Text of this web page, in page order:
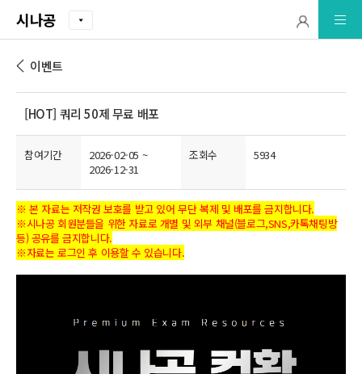
시나공
이벤트
[HOT] 쿼리 50제 무료 배포
참여기간
2026-02-05 ~
2026-12-31
조회수 5934
※ 본 자료는 저작권 보호를 받고 있어 무단 복제 및 배포를 금지합니다.
※시나공 회원분들을 위한 자료로 개별 및 외부 채널(블로그,SNS,카톡채팅방
등) 공유를 금지합니다.
※자료는 로그인 후 이용할 수 있습니다.